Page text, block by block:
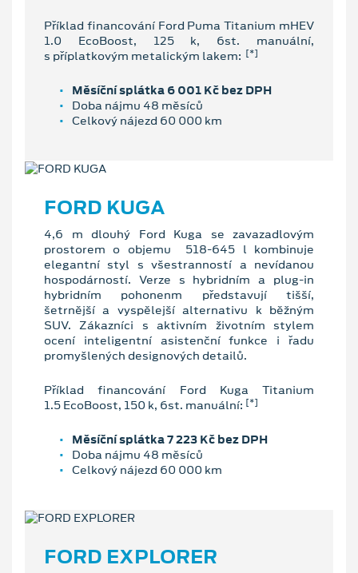
Příklad financování Ford Puma Titanium mHEV
1.0 EcoBoost, 125 k, 6st. manuální,
s příplatkovým metalickým lakem: [*]
Měsíční splátka 6 001 Kč bez DPH
Doba nájmu 48 měsíců
Celkový nájezd 60 000 km
FORD KUGA
4,6 m dlouhý Ford Kuga se zavazadlovým
prostorem o objemu 518-645 l kombinuje
elegantní styl s všestranností a nevídanou
hospodárností. Verze s hybridním a plug-in
hybridním pohonenm představují tišší,
šetrnější a vyspělejší alternativu k běžným
SUV. Zákazníci s aktivním životním stylem
ocení inteligentní asistenční funkce i řadu
promyšlených designových detailů.
Příklad financování Ford Kuga Titanium
1.5 EcoBoost, 150 k, 6st. manuální: [*]
Měsíční splátka 7 223 Kč bez DPH
Doba nájmu 48 měsíců
Celkový nájezd 60 000 km
FORD EXPLORER